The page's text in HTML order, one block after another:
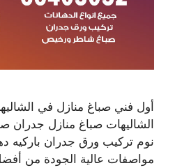
أول فني صباغ منازل في
الشاليهات صباغ منازل
نوم تركيب ورق جدران باركيه
مواصفات عالية الجودة من